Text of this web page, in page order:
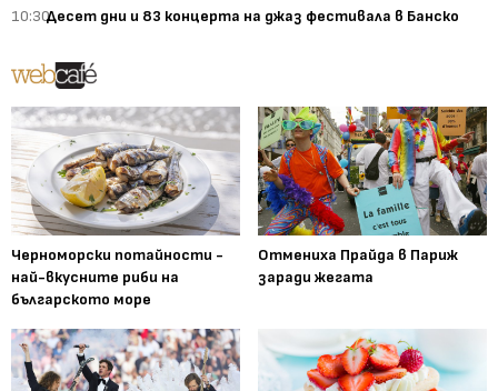
10:30Десет дни и 83 концерта на джаз фестивала в Банско
Черноморски потайности -
най-вкусните риби на
българското море
Отмениха Прайда в Париж
заради жегата